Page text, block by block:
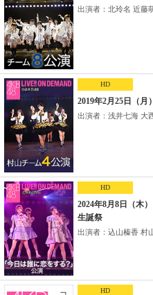
出演者：北玲名 近藤
HD
2019年2月25日（
出演者：浅井七海 大
HD
2024年8月8日（木
生誕祭
出演者：込山榛香 村
HD